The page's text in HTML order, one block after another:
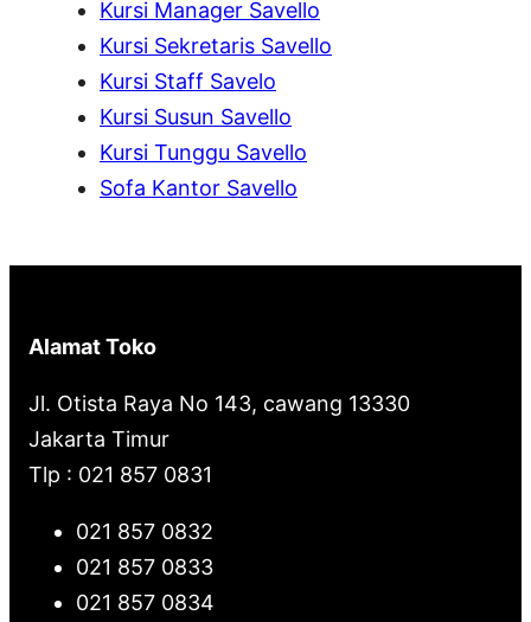
Kursi Manager Savello
Kursi Sekretaris Savello
Kursi Staff Savelo
Kursi Susun Savello
Kursi Tunggu Savello
Sofa Kantor Savello
Alamat Toko
Jl. Otista Raya No 143, cawang 13330
Jakarta Timur
Tlp : 021 857 0831
021 857 0832
021 857 0833
021 857 0834